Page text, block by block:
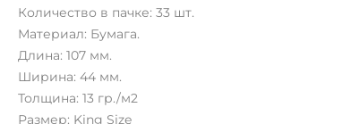
Количество в пачке: 33 шт.
Материал: Бумага.
Длина: 107 мм.
Ширина: 44 мм.
Толщина: 13 гр./м2
Размер: King Size